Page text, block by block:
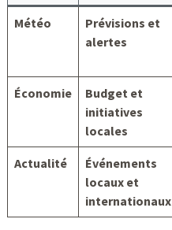
Météo
Prévisions et
alertes
Économie
Budget et
initiatives
locales
Actualité
Événements
locaux et
internationaux